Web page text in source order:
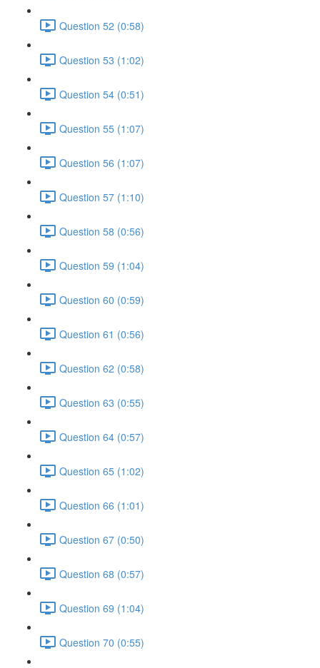
Question 52 (0:58)
Question 53 (1:02)
Question 54 (0:51)
Question 55 (1:07)
Question 56 (1:07)
Question 57 (1:10)
Question 58 (0:56)
Question 59 (1:04)
Question 60 (0:59)
Question 61 (0:56)
Question 62 (0:58)
Question 63 (0:55)
Question 64 (0:57)
Question 65 (1:02)
Question 66 (1:01)
Question 67 (0:50)
Question 68 (0:57)
Question 69 (1:04)
Question 70 (0:55)